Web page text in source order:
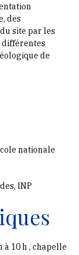
des
site par les
de
nationale
INP
à 10 h , chapelle